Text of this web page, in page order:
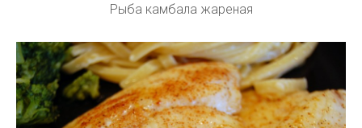
Рыба камбала жареная